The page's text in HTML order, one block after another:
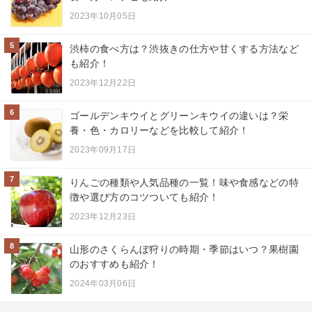
2023年10月05日
5
渋柿の食べ方は？渋抜きの仕方や甘くする方法など
も紹介！
2023年12月22日
6
ゴールデンキウイとグリーンキウイの違いは？栄
養・色・カロリーなどを比較して紹介！
2023年09月17日
7
りんごの種類や人気品種の一覧！味や食感などの特
徴や選び方のコツついても紹介！
2023年12月23日
8
山形のさくらんぼ狩りの時期・季節はいつ？果樹園
のおすすめも紹介！
2024年03月06日